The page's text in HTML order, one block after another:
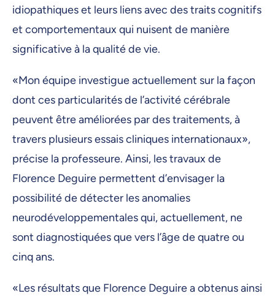
idiopathiques et leurs liens avec des traits cognitifs
et comportementaux qui nuisent de manière
significative à la qualité de vie.
«Mon équipe investigue actuellement sur la façon
dont ces particularités de l’activité cérébrale
peuvent être améliorées par des traitements, à
travers plusieurs essais cliniques internationaux»,
précise la professeure. Ainsi, les travaux de
Florence Deguire permettent d’envisager la
possibilité de détecter les anomalies
neurodéveloppementales qui, actuellement, ne
sont diagnostiquées que vers l’âge de quatre ou
cinq ans.
«Les résultats que Florence Deguire a obtenus ainsi